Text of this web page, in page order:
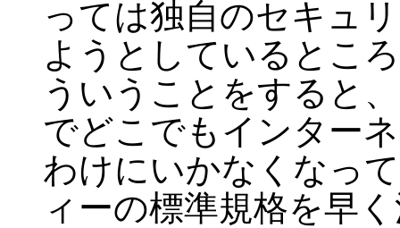
っては独自のセキュ
ようとしているとこ
ういうことをすると
でどこでもインター
わけにいかなくなっ
ィーの標準規格を早